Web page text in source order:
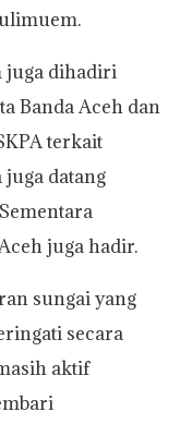
juga dihadiri
Banda Aceh dan
terkait
datang
juga hadir.
sungai yang
secara
aktif